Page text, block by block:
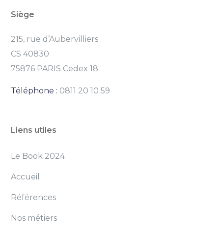
Siège
215, rue d’Aubervilliers
CS 40830
75876 PARIS Cedex 18
Téléphone : 0811 20 10 59
Liens utiles
Le Book 2024
Accueil
Références
Nos métiers